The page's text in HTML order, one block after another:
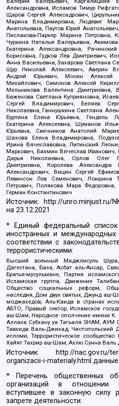
Александровна, Исламов Тимур
Щаров Сергей Алексадрович,
Марина Владимировна, Людевиг
Анатольевна, Паутов Юрий
Пислакова-Паркер Марина Петровна,
Чуркина Наталья Валерьевна,
Екатерина Александровна,
Борисовна, Гудков Лев Дмитриевич,
Анна Васильевна, Захарова Светлана
Щур Николай Алексеевич, Аверин
Андрей Юрьевич, Мосин Алексей
Михайлович, Симонов Алексей
Мельникова Валентина Дмитриевна,
Баженова Светлана Куприяновна,
Сергей Владимирович, Беляев
Николаевна, Ганнушкина Светлана
Буртина Елена Юрьевна, Гендель
Екатерина Алексеевна, Шуманов
Юрьевна, Свечников Анатолий
Шахова Елена Владимировна,
Ирина Вячеславовна, Литинский
Маркович, Бахмин Вячеслав
Дарья Николаевна, Орлов Олег
Дмитриевна, Королева Александра
Александрович, Вицин Сергей
Левинсон Лев Семенович, Локшина
Петрович, Полякова Мара Федоровна,
Герман Константинович
Источник: http://unro.minjust.ru/
на23.12.2021
* Единый федеральный
иностранных и международных
соответствии с
террористическими:
Высший военный Маджлисуль
Дагестана, База, Асбат аль-Ансар,
Братья-мусульмане, Партия
Исламская группа, Движение
Общество социальных реформ,
наследия, Дом двух святых, Джунд
моджахедов, Аль-Каида в странах
АБТО, Правый сектор, Исламское
аш-Шам, Народное ополчение имени
Аллаха Субхану уа Тагьаля SHAM,
Тавхида Валь-Джихад, Чистопольский
исломи, Террористическое
Хайят Тахрир аш-Шам, Ахлю Сунна
Источник:
http://nac.gov.ru/
organizacii-i-materialy.html
* Перечень общественных
организаций в отношении
вступившее в законную силу
запрете деятельности: